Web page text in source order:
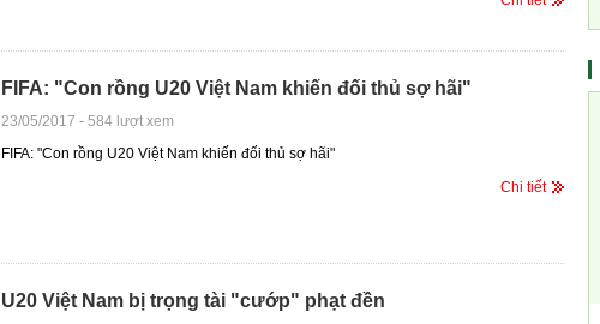
FIFA: "Con rồng U20 Việt Nam khiến đối thủ sợ hãi"
23/05/2017 - 584 lượt xem
FIFA: "Con rồng U20 Việt Nam khiến đối thủ sợ hãi"
Chi tiết
U20 Việt Nam bị trọng tài "cướp" phạt đền